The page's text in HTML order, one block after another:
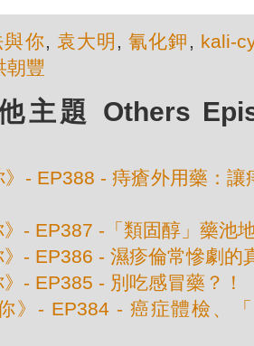
與你, 袁大明 ,氰化鉀 , kali-
朝豐
主題 Others
》- EP388 - 痔瘡外用藥：
》- EP387 -「類固醇」藥池
》- EP386 - 濕疹倫常慘劇的
》- EP385 - 別吃感冒藥？！
》- EP384 - 癌症體檢、